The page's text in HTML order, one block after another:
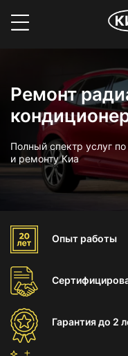
Ремонт
Полный спектр услуг
и ремонту Киа
Опыт работы
Гарантиядо 2